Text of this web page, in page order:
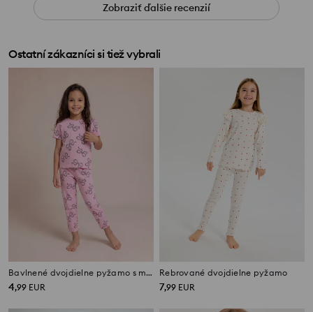
Zobraziť ďalšie recenzií
Ostatní zákazníci si tiež vybrali
Bavlnené dvojdielne pyžamo s motívom mašlí
4,99 EUR
Rebrované dvojdielne pyžamo
7,99 EUR